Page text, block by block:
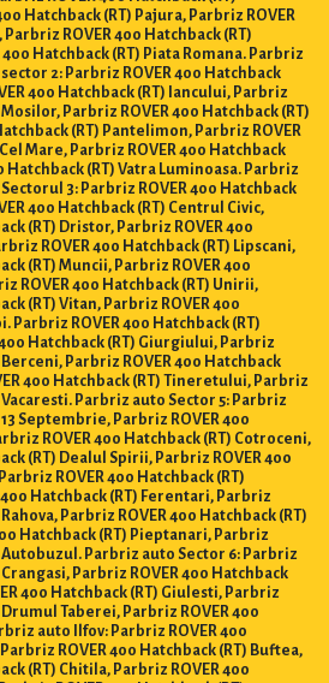
Hatchback (RT) Pajura, Parbriz ROVER
ROVER 400 Hatchback (RT)
Hatchback (RT) Piata Romana. Parbriz
sector 2: Parbriz ROVER 400 Hatchback
400 Hatchback (RT) Iancului, Parbriz
Mosilor, Parbriz ROVER 400 Hatchback (RT)
(RT) Pantelimon, Parbriz ROVER
Mare, Parbriz ROVER 400 Hatchback
Hatchback (RT) Vatra Luminoasa. Parbriz
Sectorul 3: Parbriz ROVER 400 Hatchback
400 Hatchback (RT) Centrul Civic,
(RT) Dristor, Parbriz ROVER 400
ROVER 400 Hatchback (RT) Lipscani,
(RT) Muncii, Parbriz ROVER 400
ROVER 400 Hatchback (RT) Unirii,
(RT) Vitan, Parbriz ROVER 400
Parbriz ROVER 400 Hatchback (RT)
Hatchback (RT) Giurgiului, Parbriz
Berceni, Parbriz ROVER 400 Hatchback
400 Hatchback (RT) Tineretului, Parbriz
Vacaresti. Parbriz auto Sector 5: Parbriz
13 Septembrie, Parbriz ROVER 400
ROVER 400 Hatchback (RT) Cotroceni,
(RT) Dealul Spirii, Parbriz ROVER 400
ROVER 400 Hatchback (RT)
Hatchback (RT) Ferentari, Parbriz
Parbriz ROVER 400 Hatchback (RT)
Hatchback (RT) Pieptanari, Parbriz
Autobuzul. Parbriz auto Sector 6: Parbriz
Crangasi, Parbriz ROVER 400 Hatchback
400 Hatchback (RT) Giulesti, Parbriz
Drumul Taberei, Parbriz ROVER 400
auto Ilfov: Parbriz ROVER 400
ROVER 400 Hatchback (RT) Buftea,
(RT) Chitila, Parbriz ROVER 400